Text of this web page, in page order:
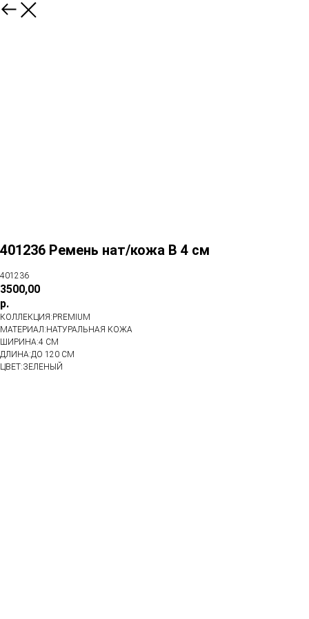
401236 Ремень нат/кожа В 4 см
401236
3500,00
р.
КОЛЛЕКЦИЯ:PREMIUM
МАТЕРИАЛ:НАТУРАЛЬНАЯ КОЖА
ШИРИНА:4 СМ
ДЛИНА:ДО 120 СМ
ЦВЕТ:ЗЕЛЕНЫЙ